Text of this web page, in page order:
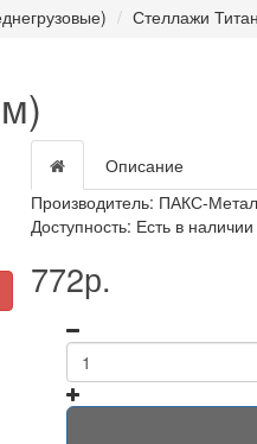
Стеллажи
Описание
Производитель: ПАКС-
Доступность: Есть в наличии
772р.